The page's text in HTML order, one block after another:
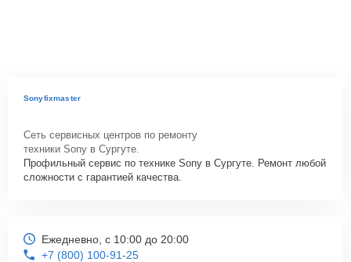
Sonyfixmaster
Сеть сервисных центров по ремонту
техники Sony в Сургуте.
Профильный сервис по технике Sony в Сургуте. Ремонт любой
сложности с гарантией качества.
Ежедневно, с 10:00 до 20:00
+7 (800) 100-91-25